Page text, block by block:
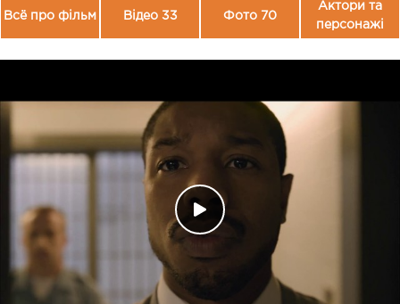
Всё про фільм Відео 33 Фото 70
Актори та
персонажі